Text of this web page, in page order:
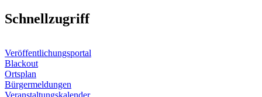
Schnellzugriff
Veröffentlichungsportal
Blackout
Ortsplan
Bürgermeldungen